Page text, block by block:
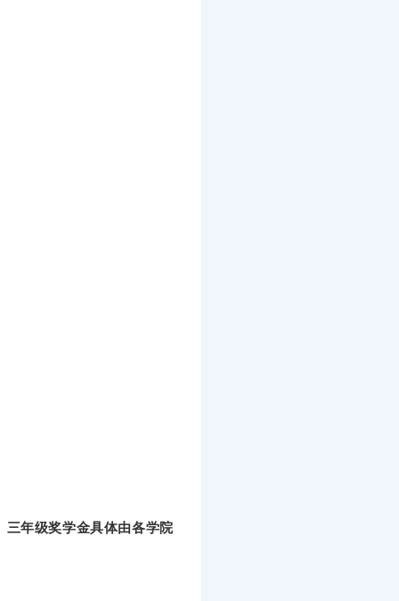
年级奖学金具体由各学院